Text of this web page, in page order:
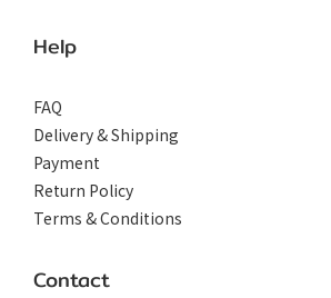
Help
FAQ
Delivery & Shipping
Payment
Return Policy
Terms & Conditions
Contact